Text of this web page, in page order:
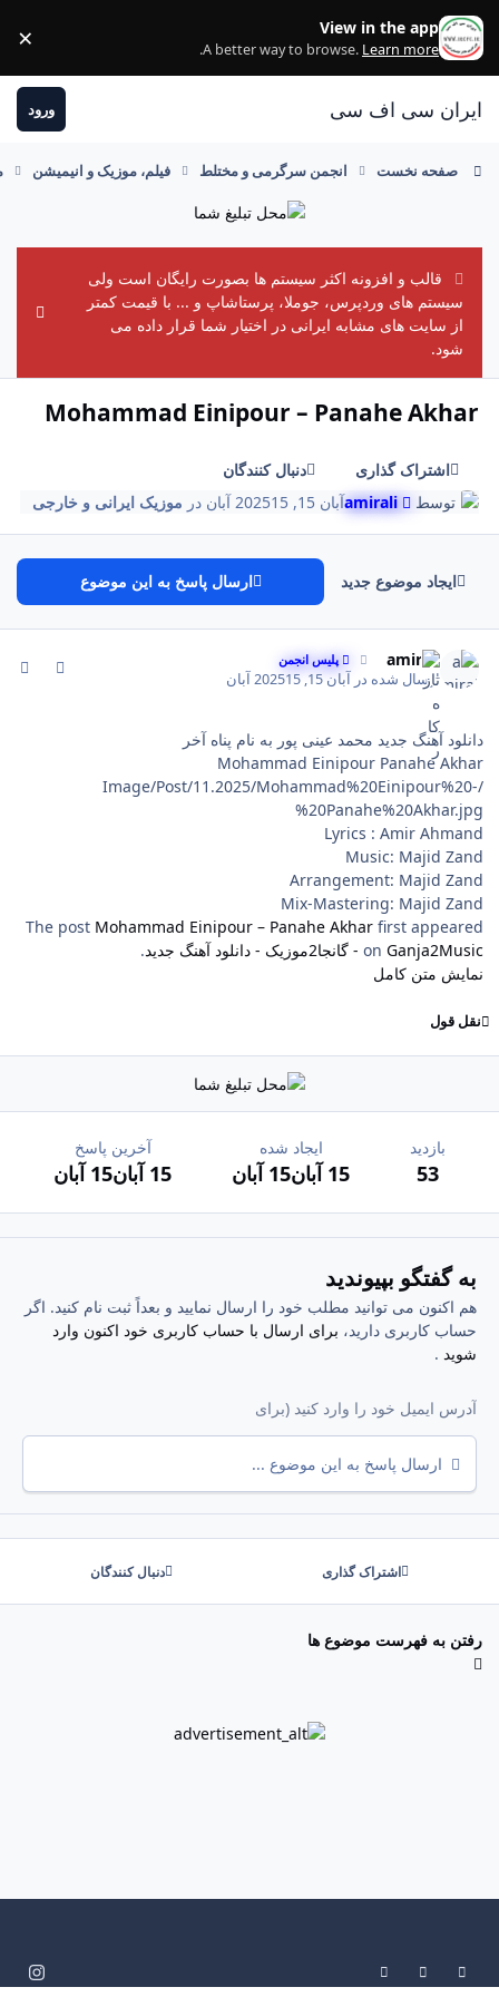
رفتن به مطلب
View in the app
A better way to browse. Learn more
.
×
ایران سی اف سی ورود
صفحه نخست انجمن سرگرمی و مختلط فیلم، موزیک و انیمیشن
قالب و افزونه اکثر سیستم ها بصورت رایگان است ولی
سیستم های وردپرس، جوملا، پرستاشاپ و ... با قیمت کمتر
از سایت های مشابه ایرانی در اختیار شما قرار داده می
شود.
Mohammad Einipour – Panahe Akhar
اشتراک گذاری
دنبال کنندگان
توسط
amirali آبان 15, 2025 15 آبان در موزیک ایرانی و خارجی
ایجاد موضوع جدید ارسال پاسخ به این موضوع
amirali پلیس انجمن
ارسال شده در آبان 15, 2025 15 آبان
دانلود آهنگ جدید محمد عینی پور به نام پناه آخر
Mohammad Einipour Panahe Akhar
/Image/Post/11.2025/Mohammad%20Einipour%20-
%20Panahe%20Akhar.jpg
Lyrics : Amir Ahmand
Music: Majid Zand
Arrangement: Majid Zand
Mix-Mastering: Majid Zand
The post Mohammad Einipour – Panahe Akhar first appeared
on Ganja2Music - گانجا2موزیک - دانلود آهنگ جدید
.
نمایش متن کامل
نقل قول
بازدید
53
ایجاد شده
15 آبان 15 آبان
آخرین پاسخ
15 آبان 15 آبان
به گفتگو بپیوندید
هم اکنون می توانید مطلب خود را ارسال نمایید و بعداً ثبت نام کنید. اگر
حساب کاربری دارید، برای ارسال با حساب کاربری خود اکنون وارد
شوید .
ارسال پاسخ به این موضوع ...
اشتراک گذاری دنبال کنندگان
رفتن به فهرست موضوع ها
Light Mode
Dark Mode
System Preference